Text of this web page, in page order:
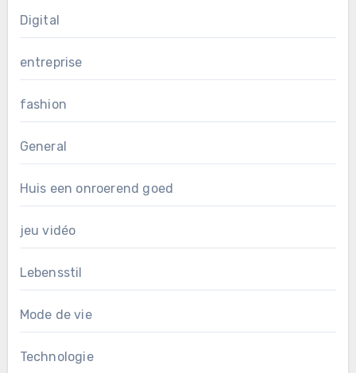
Digital
entreprise
fashion
General
Huis een onroerend goed
jeu vidéo
Lebensstil
Mode de vie
Technologie